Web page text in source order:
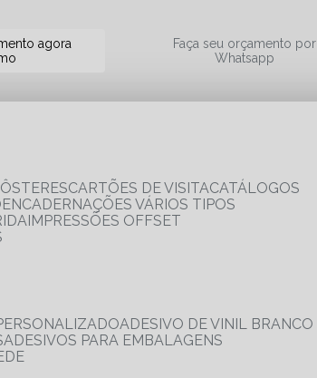
agora
Faça seu orçamento por
Whatsapp
CARTÕES DE VISITA
CATÁLOGOS
ENCADERNAÇÕES VÁRIOS TIPOS
IMPRESSÕES OFFSET
ADESIVO DE VINIL BRANCO
ADESIVOS PARA EMBALAGENS